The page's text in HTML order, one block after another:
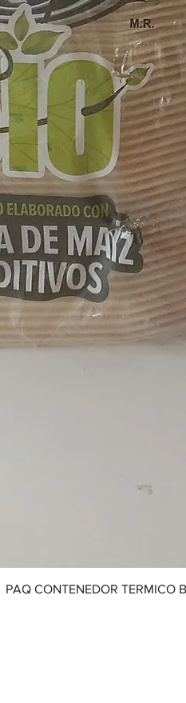
PAQ CONTENEDOR TERMICO